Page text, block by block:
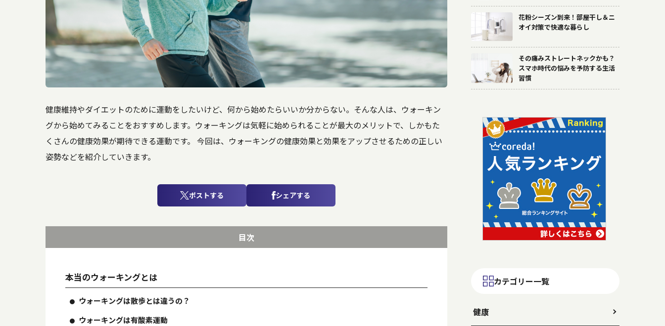
健康維持やダイエットのために運動をしたいけど、何から始めたらいいか分からない。そんな人は、ウォーキン
グから始めてみることをおすすめします。ウォーキングは気軽に始められることが最大のメリットで、しかもた
くさんの健康効果が期待できる運動です。 今回は、ウォーキングの健康効果と効果をアップさせるための正しい
姿勢などを紹介していきます。
ポストする シェアする
目次
本当のウォーキングとは
ウォーキングは散歩とは違うの？
ウォーキングは有酸素運動
花粉シーズン到来！部屋干し＆ニ
オイ対策で快適な暮らし
その痛みストレートネックかも？
スマホ時代の悩みを予防する生活
習慣
カテゴリー一覧
健康